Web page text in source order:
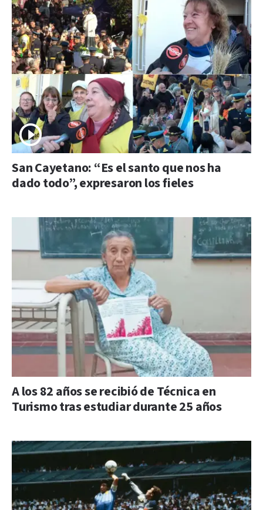
San Cayetano: “Es el santo que nos ha
dado todo”, expresaron los fieles
A los 82 años se recibió de Técnica en
Turismo tras estudiar durante 25 años